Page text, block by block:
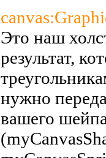
Это наш
результат,
нужно
вашего